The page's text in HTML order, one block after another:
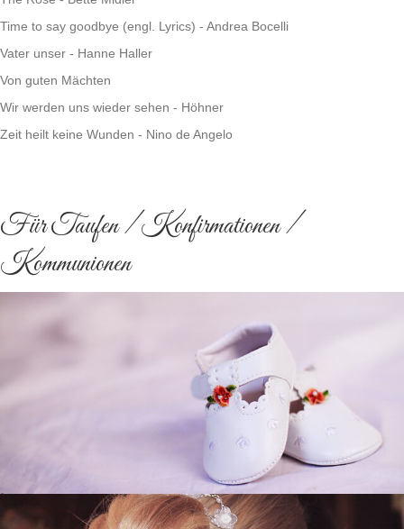
Time to say goodbye (engl. Lyrics) - Andrea Bocelli
Vater unser - Hanne Haller
Von guten Mächten
Wir werden uns wieder sehen - Höhner
Zeit heilt keine Wunden - Nino de Angelo
Für Taufen / Konfirmationen /
Kommunionen